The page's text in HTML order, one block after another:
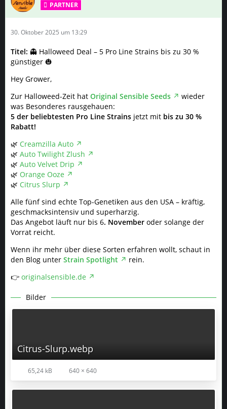
PARTNER
30. Oktober 2025 um 13:29
Titel: 👻 Halloweed Deal – 5 Pro Line Strains bis zu 30 %
günstiger 🎃
Hey Grower,
Zur Halloweed-Zeit hat Original Sensible Seeds
wieder
was Besonderes rausgehauen:
5 der beliebtesten Pro Line Strains jetzt mit bis zu 30 %
Rabatt!
🌿 Creamzilla Auto
🌿 Auto Twilight Zlush
🌿 Auto Velvet Drip
🌿 Orange Ooze
🌿 Citrus Slurp
Alle fünf sind echte Top-Genetiken aus den USA – kräftig,
geschmacksintensiv und superharzig.
Das Angebot läuft nur bis 6. November oder solange der
Vorrat reicht.
Wenn ihr mehr über diese Sorten erfahren wollt, schaut in
den Blog unter Strain Spotlight
rein.
👉 originalsensible.de
Bilder
Citrus-Slurp.webp
65,24 kB 640 × 640